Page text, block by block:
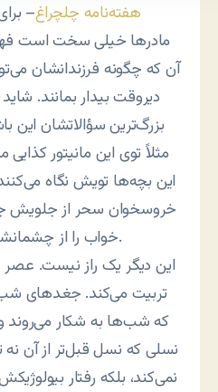
هفته‌نامه چلچراغ–
مادرها خیلی سخت است
آن که چگونه فرزندانشان
دیروقت بیدار بمانند.
بزرگ‌ترین سؤالاتشان این
مثلاً توی این مانیتور
این بچه‌ها تویش نگاه
خروسخوان سحر از جلویش
خواب را از چشمانشان می‌رباید و غیره و غیره.
این دیگر یک راز نیست.
تربیت می‌کند. جغدهای
که شب‌ها به شکار می‌روند
نسلی که نسل قبل‌تر از آن
نمی‌کند، بلکه رفتار